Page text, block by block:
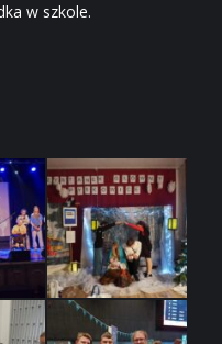
w szkole.